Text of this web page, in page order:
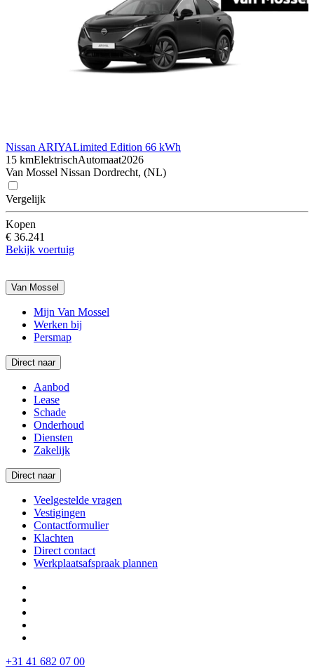
Nissan ARIYALimited Edition 66 kWh
15 kmElektrischAutomaat2026
Van Mossel Nissan Dordrecht, (NL)
Vergelijk
Kopen
€ 36.241
Bekijk voertuig
Van Mossel
Mijn Van Mossel
Werken bij
Persmap
Direct naar
Aanbod
Lease
Schade
Onderhoud
Diensten
Zakelijk
Direct naar
Veelgestelde vragen
Vestigingen
Contactformulier
Klachten
Direct contact
Werkplaatsafspraak plannen
+31 41 682 07 00